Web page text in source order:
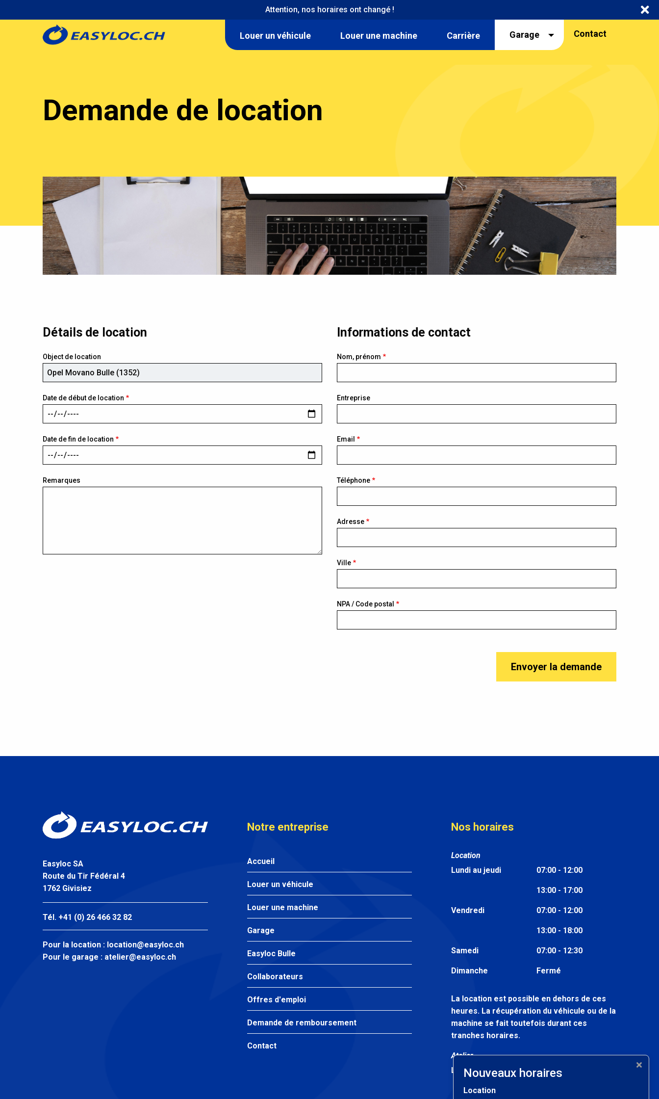
au
Attention, nos horaires ont changé !
location
Louer un véhicule Louer une machine Carrière
garage
Garage Contact
Demande de location
Détails de location
Object de location
Date de début de location
Date de fin de location
Remarques
Informations de contact
Nom, prénom
Entreprise
Email
Téléphone
Adresse
Ville
NPA / Code postal
Easyloc SA
Route du Tir Fédéral 4
1762 Givisiez
Tél. +41 (0) 26 466 32 82
Pour la location : location@easyloc.ch
Pour le garage : atelier@easyloc.ch
Notre entreprise
Accueil
Louer un véhicule
Louer une machine
Garage
Easyloc Bulle
Collaborateurs
Offres d'emploi
Demande de remboursement
Contact
Nos horaires
Location
Lundi au jeudi
07:00 - 12:00
13:00 - 17:00
Vendredi 07:00 - 12:00
13:00 - 18:00
Samedi 07:00 - 12:30
Dimanche Fermé
La location est possible en dehors de ces
heures. La récupération du véhicule ou de la
machine se fait toutefois durant ces
tranches horaires.
Atelier
Lundi au vendredi
07:30 - 12:00
Nouveaux horaires
Location